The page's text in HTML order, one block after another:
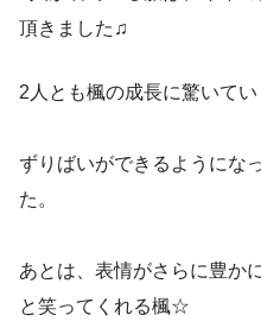
頂きました♫
2人とも楓の成長に驚いてい
ずりばいができるようにな
た。
あとは、表情がさらに豊か
と笑ってくれる楓☆